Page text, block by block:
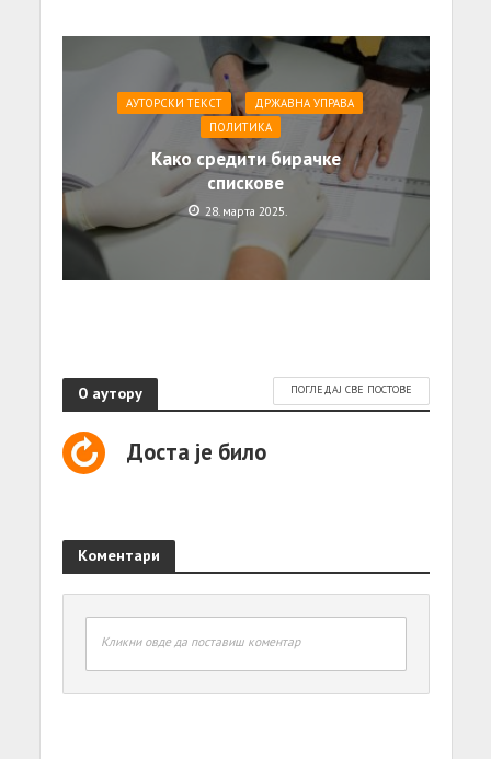
АУТОРСКИ ТЕКСТ
ДРЖАВНА УПРАВА
ПОЛИТИКА
Како средити бирачке
спискове
28. марта 2025.
О аутору ПОГЛЕДАЈ СВЕ ПОСТОВЕ
Доста је било
Коментари
Кликни овде да поставиш коментар